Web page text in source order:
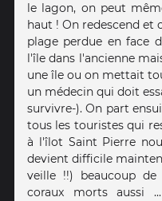
le lagon, on peut
haut ! On redescend et
plage perdue en face
l'île dans l'ancienne
une île ou on mettait
un médecin qui doit
survivre-). On part
tous les touristes qui
à l'îlot Saint Pierre
devient difficile
veille !!) beaucoup
coraux morts aussi